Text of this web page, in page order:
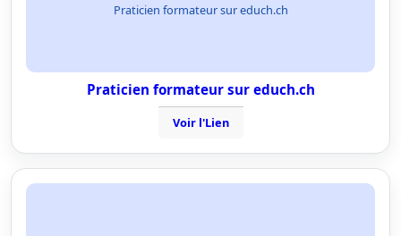
Praticien formateur sur educh.ch
Praticien formateur sur educh.ch
Voir l'Lien